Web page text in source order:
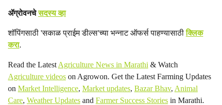
ॲग्रोवनचेसदस्य व्हा
शॉपिंगसाठी 'सकाळ प्राईम डील्स'च्या भन्नाट ऑफर्स पाहण्यासाठीक्लिक
करा.
Read the Latest Agriculture News in Marathi & Watch
Agriculture videos on Agrowon. Get the Latest Farming Updates
on Market Intelligence, Market updates, Bazar Bhav, Animal
Care, Weather Updates and Farmer Success Stories in Marathi.